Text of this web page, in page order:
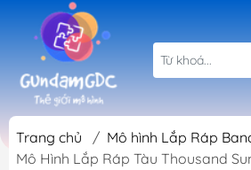
Trang chủ / Mô hình Lắp Ráp
Mô Hình Lắp Ráp Tàu Thousand